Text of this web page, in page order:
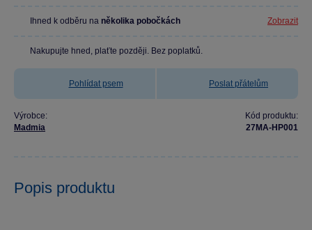
Ihned k odběru na několika pobočkách Zobrazit
Nakupujte hned, plaťte později. Bez poplatků.
Pohlídat psem Poslat přátelům
Výrobce:
Madmia
Kód produktu:
27MA-HP001
Popis produktu